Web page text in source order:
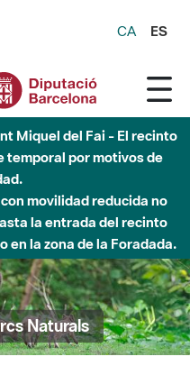
CA ES
Miquel del Fai - El recinto
temporal por motivos de
movilidad reducida no
la entrada del recinto
en la zona de la Foradada.
Naturals